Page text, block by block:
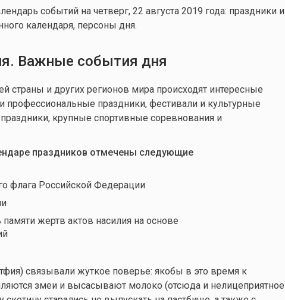
событий на четверг, 22 августа 2019 года: праздники и
календаря, персоны дня.
Важные события дня
и других регионов мира происходят интересные
профессиональные праздники, фестивали и культурные
крупные спортивные соревнования и
праздников отмечены следующие
флага Российской Федерации
жертв актов насилия на основе
связывали жуткое поверье: якобы в это время к
змеи и высасывают молоко (отсюда и нелицеприятное